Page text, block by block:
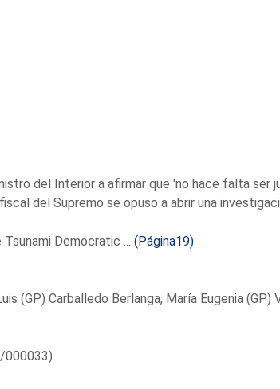
del Interior a afirmar que 'no hace falta ser
del Supremo se opuso a abrir una
Democratic ... (Página19)
(GP) Carballedo Berlanga, María Eugenia (GP)